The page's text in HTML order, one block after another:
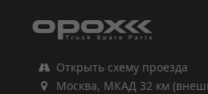
Открыть схему проезда
Москва, МКАД 32 км